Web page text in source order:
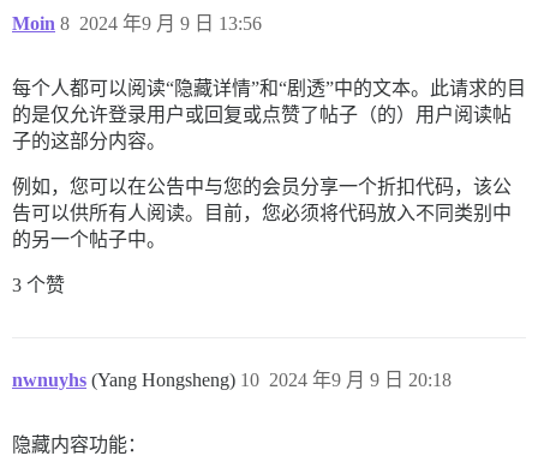
Moin 2024 年9 月 9 日 13:56
8
每个人都可以阅读“隐藏详情”和“剧透”中的文本。此请求的目
的是仅允许登录用户或回复或点赞了帖子（的）用户阅读帖
子的这部分内容。
例如，您可以在公告中与您的会员分享一个折扣代码，该公
告可以供所有人阅读。目前，您必须将代码放入不同类别中
的另一个帖子中。
3 个赞
nwnuyhs (Yang Hongsheng) 2024 年9 月 9 日 20:18
10
隐藏内容功能：